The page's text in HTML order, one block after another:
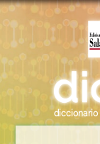
diccionario